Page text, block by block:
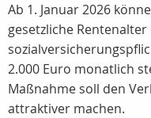
Ab 1. Januar 2026
gesetzliche
2.000 Euro monatlich
Maßnahme soll den
attraktiver machen.